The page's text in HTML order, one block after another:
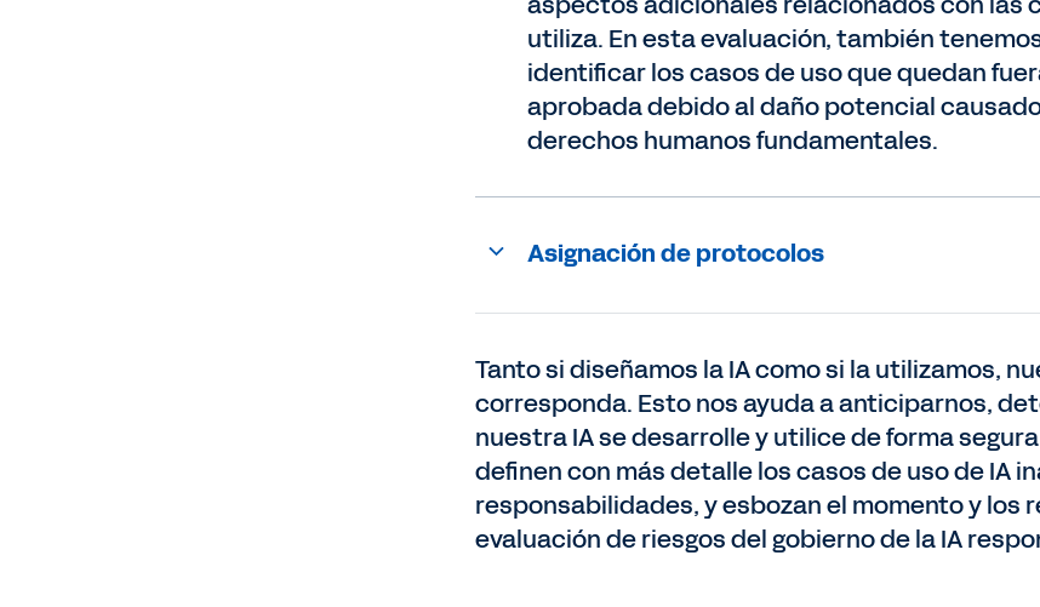
utiliza. En esta evaluación, también
identificar los casos de uso que quedan
aprobada debido al daño potencial
derechos humanos fundamentales.
Asignación de protocolos
Tanto si diseñamos la IA como si la utilizamos,
corresponda. Esto nos ayuda a anticiparnos,
nuestra IA se desarrolle y utilice de forma
definen con más detalle los casos de uso de IA
responsabilidades, y esbozan el momento y
evaluación de riesgos del gobierno de la IA